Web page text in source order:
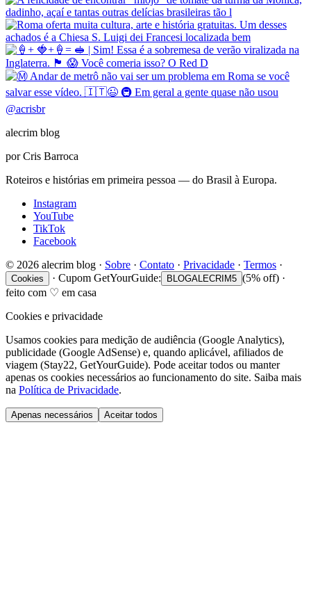
@acrisbr
alecrim blog
por Cris Barroca
Roteiros e histórias em primeira pessoa — do Brasil à Europa.
Instagram
YouTube
TikTok
Facebook
© 2026 alecrim blog · Sobre · Contato · Privacidade · Termos ·
Cookies · Cupom GetYourGuide: BLOGALECRIM5 (5% off) ·
feito com ♡ em casa
Cookies e privacidade
Usamos cookies para medição de audiência (Google Analytics),
publicidade (Google AdSense) e, quando aplicável, afiliados de
viagem (Stay22, GetYourGuide). Pode aceitar todos ou manter
apenas os cookies necessários ao funcionamento do site. Saiba mais
na Política de Privacidade.
Apenas necessários Aceitar todos